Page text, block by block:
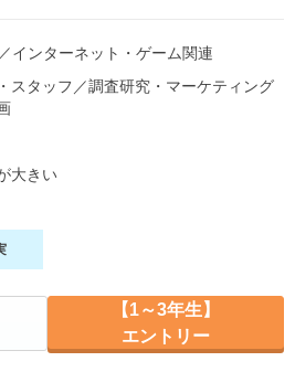
スカウト お知らせ
ト
就活チャンネル
動画で対策講座をチェック
／インターネット・ゲーム関連
スタッフ ／調査研究・マーケティング
大きい
【1～3年生】
エントリー